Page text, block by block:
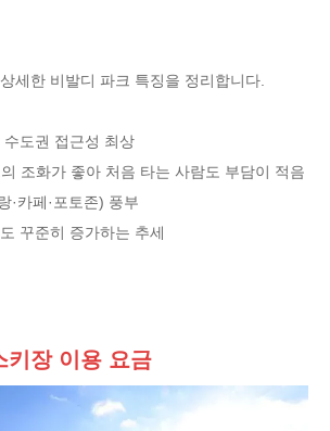
세한 비발디 파크 특징을 정리합니다.
도권 접근성 최상
조화가 좋아 처음 타는 사람도 부담이 적음
·카페·포토존) 풍부
꾸준히 증가하는 추세
키장 이용 요금